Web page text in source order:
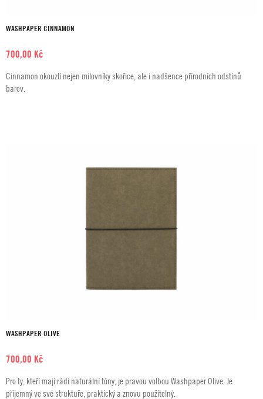
WASHPAPER CINNAMON
700,00 Kč
Cinnamon okouzlí nejen milovníky skořice, ale i nadšence přírodních odstínů
barev.
WASHPAPER OLIVE
700,00 Kč
Pro ty, kteří mají rádi naturální tóny, je pravou volbou Washpaper Olive. Je
příjemný ve své struktuře, praktický a znovu použitelný.